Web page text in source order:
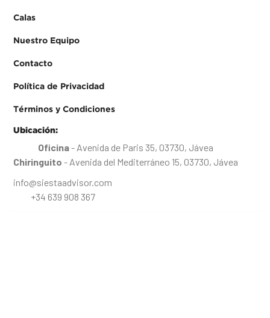
Calas
Nuestro Equipo
Contacto
Política de Privacidad
Términos y Condiciones
Ubicación:
Oficina- Avenida de Paris 35, 03730, Jávea
Chiringuito - Avenida del Mediterráneo 15, 03730, Jávea
info@siestaadvisor.com
+34 639 908 367